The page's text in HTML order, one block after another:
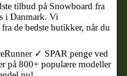
tilbud på Snowboard fra
i Danmark. Vi
de bedste butikker, når du
✓ SPAR penge ved
på 800+ populære modeller